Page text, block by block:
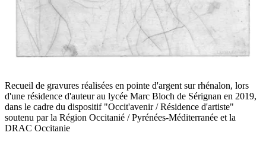
Recueil de gravures réalisées en pointe d'argent sur rhénalon, lors
d'une résidence d'auteur au lycée Marc Bloch de Sérignan en 2019,
dans le cadre du dispositif "Occit'avenir / Résidence d'artiste"
soutenu par la Région Occitanié / Pyrénées-Méditerranée et la
DRAC Occitanie